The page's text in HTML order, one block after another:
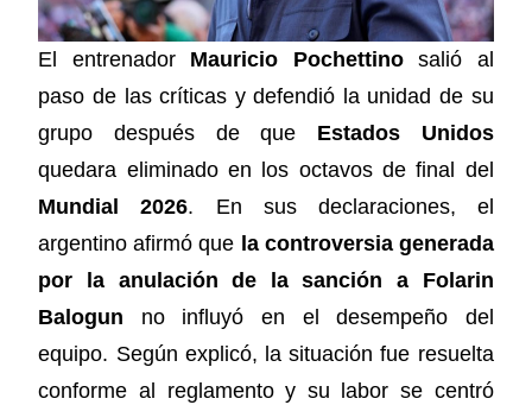
El entrenador Mauricio Pochettinosalió al
paso de las críticas y defendió la unidad de su
grupo después de que Estados Unidos
quedara eliminado en los octavos de final del
Mundial 2026. En sus declaraciones, el
argentino afirmó que la controversia generada
por la anulación de la sanción a Folarin
Balogun no influyó en el desempeño del
equipo. Según explicó, la situación fue resuelta
conforme al reglamento y su labor se centró